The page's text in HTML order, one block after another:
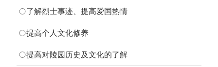
了解烈士事迹、提高爱国热情
提高个人文化修养
提高对陵园历史及文化的了解